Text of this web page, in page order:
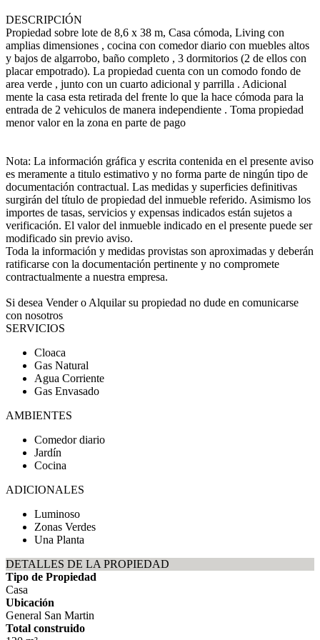
DESCRIPCIÓN
Propiedad sobre lote de 8,6 x 38 m, Casa cómoda, Living con
amplias dimensiones , cocina con comedor diario con muebles altos
y bajos de algarrobo, baño completo , 3 dormitorios (2 de ellos con
placar empotrado). La propiedad cuenta con un comodo fondo de
area verde , junto con un cuarto adicional y parrilla . Adicional
mente la casa esta retirada del frente lo que la hace cómoda para la
entrada de 2 vehiculos de manera independiente . Toma propiedad
menor valor en la zona en parte de pago
Nota: La información gráfica y escrita contenida en el presente aviso
es meramente a titulo estimativo y no forma parte de ningún tipo de
documentación contractual. Las medidas y superficies definitivas
surgirán del título de propiedad del inmueble referido. Asimismo los
importes de tasas, servicios y expensas indicados están sujetos a
verificación. El valor del inmueble indicado en el presente puede ser
modificado sin previo aviso.
Toda la información y medidas provistas son aproximadas y deberán
ratificarse con la documentación pertinente y no compromete
contractualmente a nuestra empresa.
Si desea Vender o Alquilar su propiedad no dude en comunicarse
con nosotros
SERVICIOS
Cloaca
Gas Natural
Agua Corriente
Gas Envasado
AMBIENTES
Comedor diario
Jardín
Cocina
ADICIONALES
Luminoso
Zonas Verdes
Una Planta
DETALLES DE LA PROPIEDAD
Tipo de Propiedad
Casa
Ubicación
General San Martin
Total construido